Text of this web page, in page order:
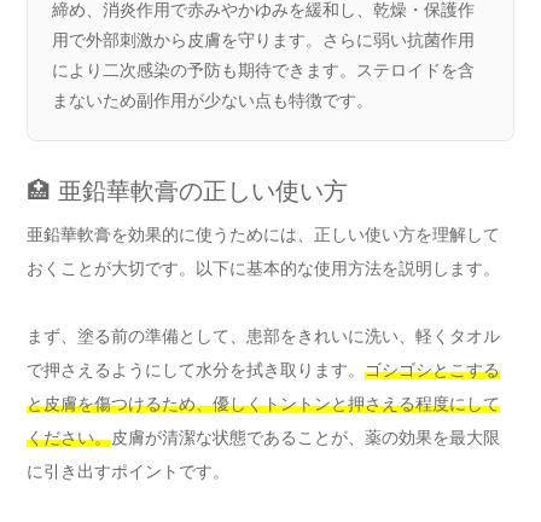
締め、消炎作用で赤みやかゆみを緩和し、乾燥・保護作
用で外部刺激から皮膚を守ります。さらに弱い抗菌作用
により二次感染の予防も期待できます。ステロイドを含
まないため副作用が少ない点も特徴です。
🏥 亜鉛華軟膏の正しい使い方
亜鉛華軟膏を効果的に使うためには、正しい使い方を理解して
おくことが大切です。以下に基本的な使用方法を説明します。
まず、塗る前の準備として、患部をきれいに洗い、軽くタオル
で押さえるようにして水分を拭き取ります。 ゴシゴシとこする
と皮膚を傷つけるため、優しくトントンと押さえる程度にして
ください。皮膚が清潔な状態であることが、薬の効果を最大限
に引き出すポイントです。